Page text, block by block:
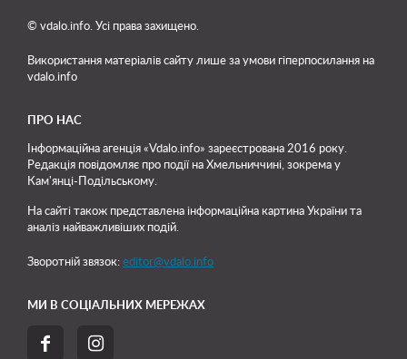
© vdalo.info. Усі права захищено.
Використання матеріалів сайту лише за умови гіперпосилання на
vdalo.info
ПРО НАС
Інформаційна агенція «Vdalo.info» зареєстрована 2016 року.
Редакція повідомляє про події на Хмельниччині, зокрема у
Кам'янці-Подільському.
На сайті також представлена інформаційна картина України та
аналіз найважливіших подій.
Зворотній звязок: editor@vdalo.info
МИ В СОЦІАЛЬНИХ МЕРЕЖАХ
 